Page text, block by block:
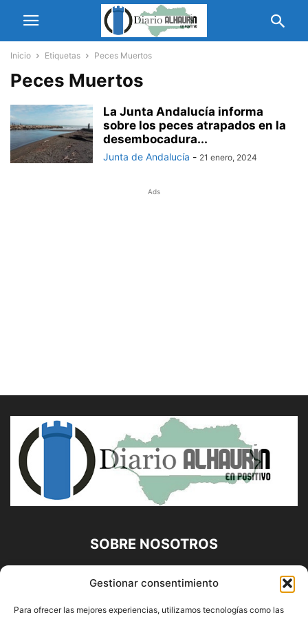
Gestionar consentimiento
Para ofrecer las mejores experiencias, utilizamos tecnologías como las
Inicio Etiquetas Peces Muertos
Peces Muertos
La Junta Andalucía informa
sobre los peces atrapados en la
desembocadura...
Junta de Andalucía - 21 enero, 2024
Ads
SOBRE NOSOTROS
Diario Alhaurín (www.alhaurindelatorre.com) Propiedad de
Francisco E. López López | 639 95 71 95 | Noticias de
Alhaurín de la Torre, Málaga y Provincia|